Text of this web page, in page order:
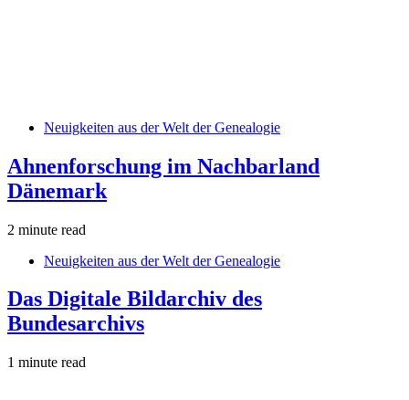
Neuigkeiten aus der Welt der Genealogie
Ahnenforschung im Nachbarland
Dänemark
2 minute read
Neuigkeiten aus der Welt der Genealogie
Das Digitale Bildarchiv des
Bundesarchivs
1 minute read